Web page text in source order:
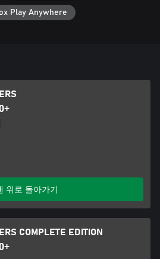
Play Anywhere
위로 돌아가기
COMPLETE EDITION